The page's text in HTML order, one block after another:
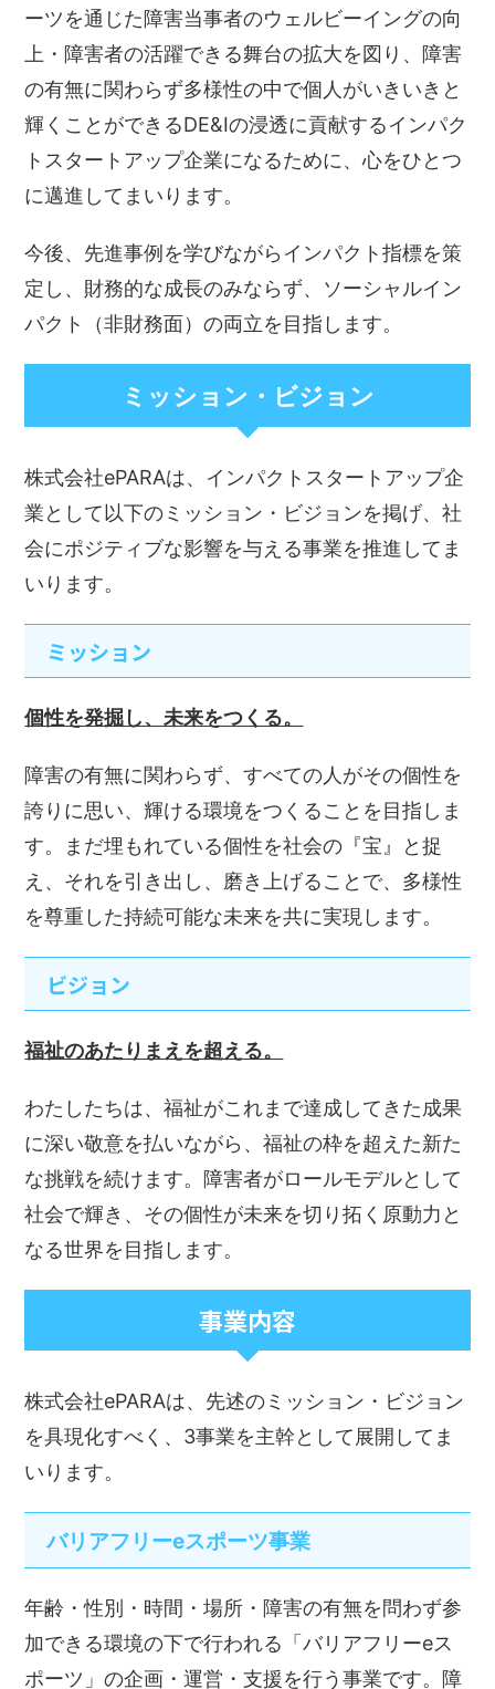
ーツを通じた障害当事者のウェルビーイングの向
上・障害者の活躍できる舞台の拡大を図り、障害
の有無に関わらず多様性の中で個人がいきいきと
輝くことができるDE&Iの浸透に貢献するインパク
トスタートアップ企業になるために、心をひとつ
に邁進してまいります。
今後、先進事例を学びながらインパクト指標を策
定し、財務的な成長のみならず、ソーシャルイン
パクト（非財務面）の両立を目指します。
ミッション・ビジョン
株式会社ePARAは、インパクトスタートアップ企
業として以下のミッション・ビジョンを掲げ、社
会にポジティブな影響を与える事業を推進してま
いります。
ミッション
個性を発掘し、未来をつくる。
障害の有無に関わらず、すべての人がその個性を
誇りに思い、輝ける環境をつくることを目指しま
す。まだ埋もれている個性を社会の『宝』と捉
え、それを引き出し、磨き上げることで、多様性
を尊重した持続可能な未来を共に実現します。
ビジョン
福祉のあたりまえを超える。
わたしたちは、福祉がこれまで達成してきた成果
に深い敬意を払いながら、福祉の枠を超えた新た
な挑戦を続けます。障害者がロールモデルとして
社会で輝き、その個性が未来を切り拓く原動力と
なる世界を目指します。
事業内容
株式会社ePARAは、先述のミッション・ビジョン
を具現化すべく、3事業を主幹として展開してま
いります。
バリアフリーeスポーツ事業
年齢・性別・時間・場所・障害の有無を問わず参
加できる環境の下で行われる「バリアフリーeス
ポーツ」の企画・運営・支援を行う事業です。障